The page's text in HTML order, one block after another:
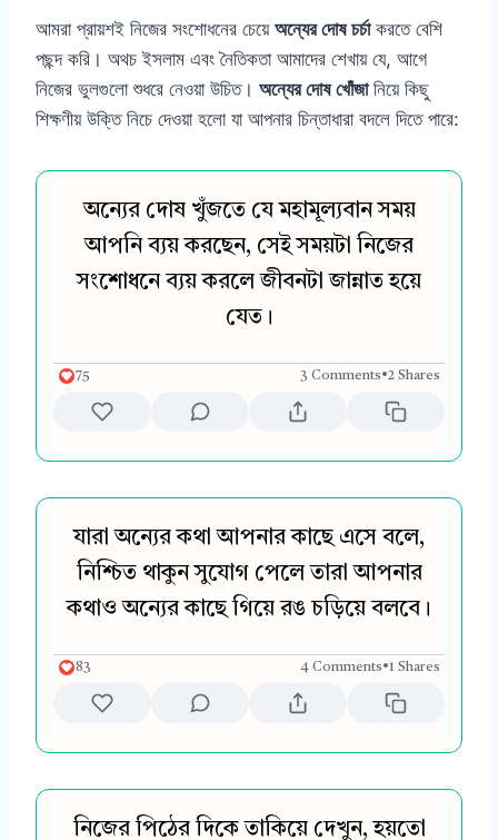
আমরা প্রায়শই নিজের সংশোধনের চেয়ে অন্যের দোষ চর্চাকরতে বেশি
পছন্দ করি। অথচ ইসলাম এবং নৈতিকতা আমাদের শেখায় যে, আগে
নিজের ভুলগুলো শুধরে নেওয়া উচিত। অন্যের দোষ খোঁজানিয়ে কিছু
শিক্ষণীয় উক্তি নিচে দেওয়া হলো যা আপনার চিন্তাধারা বদলে দিতে পারে:
অন্যের দোষ খুঁজতে যে মহামূল্যবান সময়
আপনি ব্যয় করছেন, সেই সময়টা নিজের
সংশোধনে ব্যয় করলে জীবনটা জান্নাত হয়ে
যেত।
75 3 Comments•2 Shares
যারা অন্যের কথা আপনার কাছে এসে বলে,
নিশ্চিত থাকুন সুযোগ পেলে তারা আপনার
কথাও অন্যের কাছে গিয়ে রঙ চড়িয়ে বলবে।
83 4 Comments•1 Shares
নিজের পিঠের দিকে তাকিয়ে দেখুন, হয়তো